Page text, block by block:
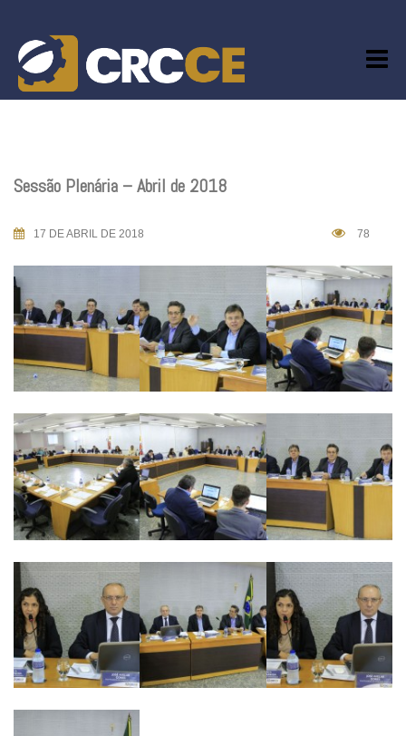
content
Sessão Plenária – Abril de 2018
17 DE ABRIL DE 2018 78